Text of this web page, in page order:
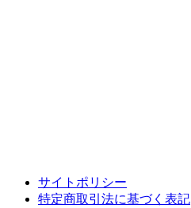
サイトポリシー
特定商取引法に基づく表記